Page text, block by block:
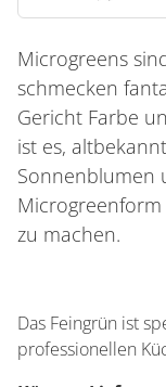
Microgreens
schmecken
Gericht Farbe
ist es,
Sonnenblumen
zu machen.
Das Feingrün ist
professionellen